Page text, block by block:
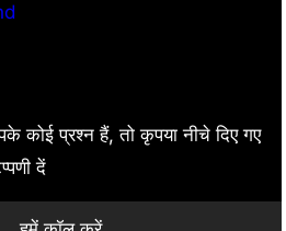
कोई प्रश्न हैं, तो कृपया नीचे दिए गए
दें